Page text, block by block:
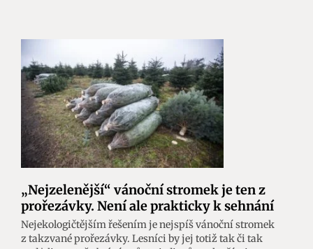
„Nejzelenější“ vánoční stromek je ten z
prořezávky. Není ale prakticky k sehnání
Nejekologičtějším řešením je nejspíš vánoční stromek
z takzvané prořezávky. Lesníci by jej totiž tak či tak